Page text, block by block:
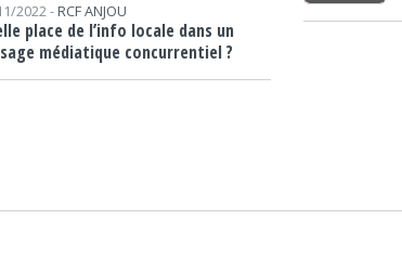
2022 - RCF ANJOU
place de l’info locale dans un
médiatique concurrentiel ?